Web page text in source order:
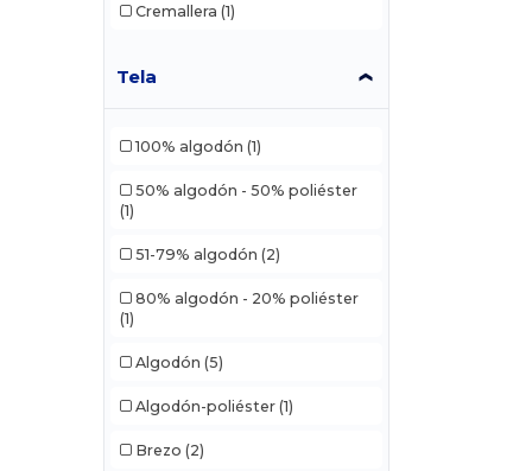
Cremallera (1)
Tela
100% algodón (1)
50% algodón - 50% poliéster
(1)
51-79% algodón (2)
80% algodón - 20% poliéster
(1)
Algodón (5)
Algodón-poliéster (1)
Brezo (2)